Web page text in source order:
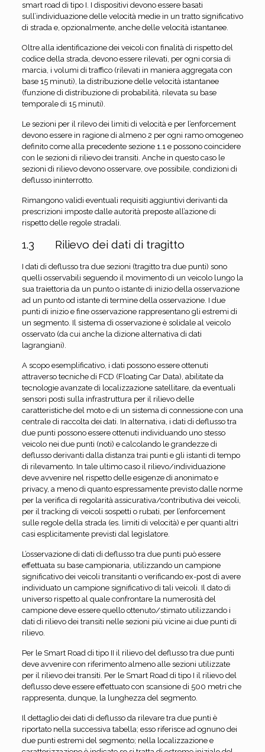
smart road di tipo I. I dispositivi devono essere basati
sull’individuazione delle velocità medie in un tratto significativo
di strada e, opzionalmente, anche delle velocità istantanee.
Oltre alla identificazione dei veicoli con finalità di rispetto del
codice della strada, devono essere rilevati, per ogni corsia di
marcia, i volumi di traffico (rilevati in maniera aggregata con
base 15 minuti), la distribuzione delle velocità istantanee
(funzione di distribuzione di probabilità, rilevata su base
temporale di 15 minuti).
Le sezioni per il rilevo dei limiti di velocità e per l’enforcement
devono essere in ragione di almeno 2 per ogni ramo omogeneo
definito come alla precedente sezione 1.1 e possono coincidere
con le sezioni di rilievo dei transiti. Anche in questo caso le
sezioni di rilievo devono osservare, ove possibile, condizioni di
deflusso ininterrotto.
Rimangono validi eventuali requisiti aggiuntivi derivanti da
prescrizioni imposte dalle autorità preposte all’azione di
rispetto delle regole stradali.
1.3 Rilievo dei dati di tragitto
I dati di deflusso tra due sezioni (tragitto tra due punti) sono
quelli osservabili seguendo il movimento di un veicolo lungo la
sua traiettoria da un punto o istante di inizio della osservazione
ad un punto od istante di termine della osservazione. I due
punti di inizio e fine osservazione rappresentano gli estremi di
un segmento. Il sistema di osservazione è solidale al veicolo
osservato (da cui anche la dizione alternativa di dati
lagrangiani).
A scopo esemplificativo, i dati possono essere ottenuti
attraverso tecniche di FCD (Floating Car Data), abilitate da
tecnologie avanzate di localizzazione satellitare, da eventuali
sensori posti sulla infrastruttura per il rilievo delle
caratteristiche del moto e di un sistema di connessione con una
centrale di raccolta dei dati. In alternativa, i dati di deflusso tra
due punti possono essere ottenuti individuando uno stesso
veicolo nei due punti (noti) e calcolando le grandezze di
deflusso derivanti dalla distanza trai punti e gli istanti di tempo
di rilevamento. In tale ultimo caso il rilievo/individuazione
deve avvenire nel rispetto delle esigenze di anonimato e
privacy, a meno di quanto espressamente previsto dalle norme
per la verifica di regolarità assicurativa/contributiva dei veicoli,
per il tracking di veicoli sospetti o rubati, per l’enforcement
sulle regole della strada (es. limiti di velocità) e per quanti altri
casi esplicitamente previsti dal legislatore.
L’osservazione di dati di deflusso tra due punti può essere
effettuata su base campionaria, utilizzando un campione
significativo dei veicoli transitanti o verificando ex-post di avere
individuato un campione significativo di tali veicoli. Il dato di
universo rispetto al quale confrontare la numerosità del
campione deve essere quello ottenuto/stimato utilizzando i
dati di rilievo dei transiti nelle sezioni più vicine ai due punti di
rilievo.
Per le Smart Road di tipo II il rilievo del deflusso tra due punti
deve avvenire con riferimento almeno alle sezioni utilizzate
per il rilievo dei transiti. Per le Smart Road di tipo I il rilievo del
deflusso deve essere effettuato con scansione di 500 metri che
rappresenta, dunque, la lunghezza del segmento.
Il dettaglio dei dati di deflusso da rilevare tra due punti è
riportato nella successiva tabella; esso riferisce ad ognuno dei
due punti estremi del segmento; nella localizzazione e